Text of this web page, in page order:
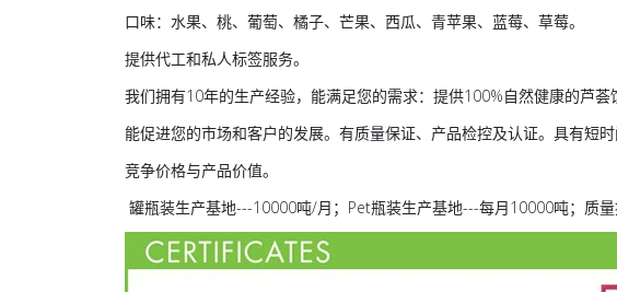
口味：水果、桃、葡萄、橘子、芒果、西瓜、青苹果、蓝莓、草莓。
提供代工和私人标签服务。
我们拥有10年的生产经验，能满足您的需求：提供100%自然健康的芦荟
能促进您的市场和客户的发展。有质量保证、产品检控及认证。具有短时
竞争价格与产品价值。
罐瓶装生产基地---10000吨/月；Pet瓶装生产基地---每月10000吨；质